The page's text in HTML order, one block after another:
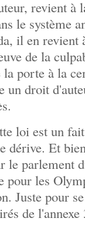
revient à
le système
il en
de la
porte à la
un droit
loi est un
dérive. Et
le parlement
pour les
Juste pour
de